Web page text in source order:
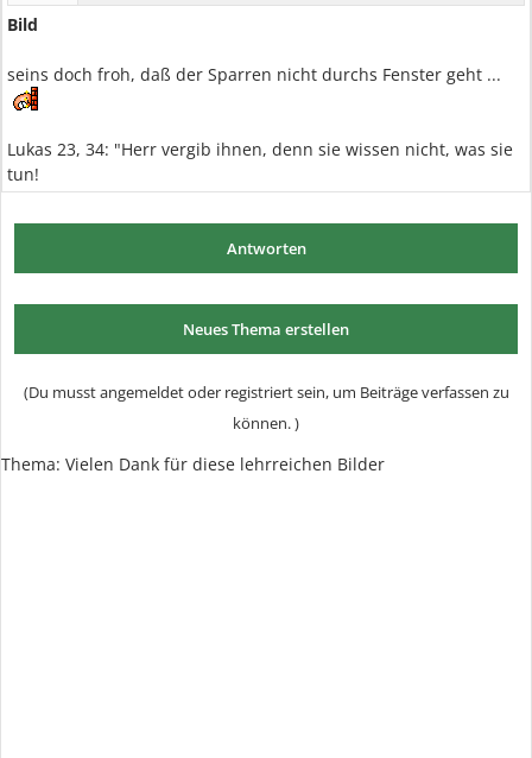
Bild
seins doch froh, daß der Sparren nicht durchs Fenster geht ...
Lukas 23, 34: "Herr vergib ihnen, denn sie wissen nicht, was sie
tun!
Antworten
Neues Thema erstellen
(Du musst angemeldet oder registriert sein, um Beiträge verfassen zu
können. )
Thema: Vielen Dank für diese lehrreichen Bilder